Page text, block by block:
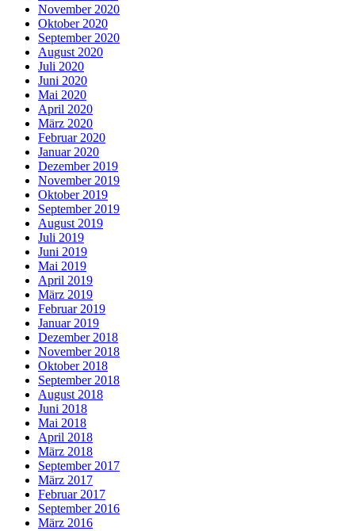
November 2020
Oktober 2020
September 2020
August 2020
Juli 2020
Juni 2020
Mai 2020
April 2020
März 2020
Februar 2020
Januar 2020
Dezember 2019
November 2019
Oktober 2019
September 2019
August 2019
Juli 2019
Juni 2019
Mai 2019
April 2019
März 2019
Februar 2019
Januar 2019
Dezember 2018
November 2018
Oktober 2018
September 2018
August 2018
Juni 2018
Mai 2018
April 2018
März 2018
September 2017
März 2017
Februar 2017
September 2016
März 2016